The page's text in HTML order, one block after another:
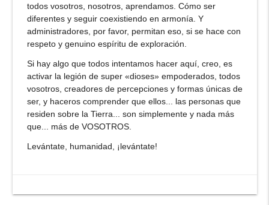
todos vosotros, nosotros, aprendamos. Cómo ser
diferentes y seguir coexistiendo en armonía. Y
administradores, por favor, permitan eso, si se hace con
respeto y genuino espíritu de exploración.
Si hay algo que todos intentamos hacer aquí, creo, es
activar la legión de super «dioses» empoderados, todos
vosotros, creadores de percepciones y formas únicas de
ser, y haceros comprender que ellos... las personas que
residen sobre la Tierra... son simplemente y nada más
que... más de VOSOTROS.
Levántate, humanidad, ¡levántate!